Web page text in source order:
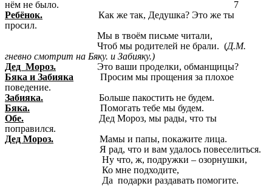
нём не было. 7
Ребёнок. Как же так, Дедушка? Это же ты
просил.
Мы в твоём письме читали,
Чтоб мы родителей не брали. (Д.М.
гневно смотрит на Бяку. и Забияку.)
Дед Мороз. Это ваши проделки, обманщицы?
Бяка и Забияка Просим мы прощения за плохое
поведение.
Забияка. Больше пакостить не будем.
Бяка. Помогать тебе мы будем.
Обе. Дед Мороз, мы рады, что ты
поправился.
Дед Мороз. Мамы и папы, покажите лица.
Я рад, что и вам удалось повеселиться.
Ну что, ж, подружки – озорнушки,
Ко мне подходите,
Да подарки раздавать помогите.